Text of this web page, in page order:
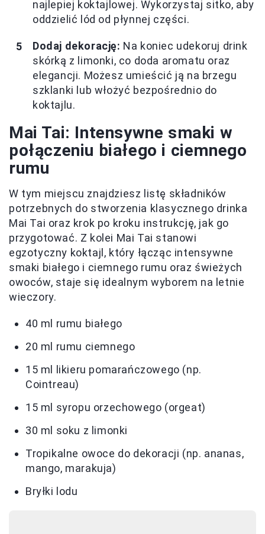
najlepiej koktajlowej. Wykorzystaj sitko, aby
oddzielić lód od płynnej części.
Dodaj dekorację: Na koniec udekoruj drink
skórką z limonki, co doda aromatu oraz
elegancji. Możesz umieścić ją na brzegu
szklanki lub włożyć bezpośrednio do
koktajlu.
Mai Tai: Intensywne smaki w
połączeniu białego i ciemnego
rumu
W tym miejscu znajdziesz listę składników
potrzebnych do stworzenia klasycznego drinka
Mai Tai oraz krok po kroku instrukcję, jak go
przygotować. Z kolei Mai Tai stanowi
egzotyczny koktajl, który łącząc intensywne
smaki białego i ciemnego rumu oraz świeżych
owoców, staje się idealnym wyborem na letnie
wieczory.
40 ml rumu białego
20 ml rumu ciemnego
15 ml likieru pomarańczowego (np.
Cointreau)
15 ml syropu orzechowego (orgeat)
30 ml soku z limonki
Tropikalne owoce do dekoracji (np. ananas,
mango, marakuja)
Bryłki lodu